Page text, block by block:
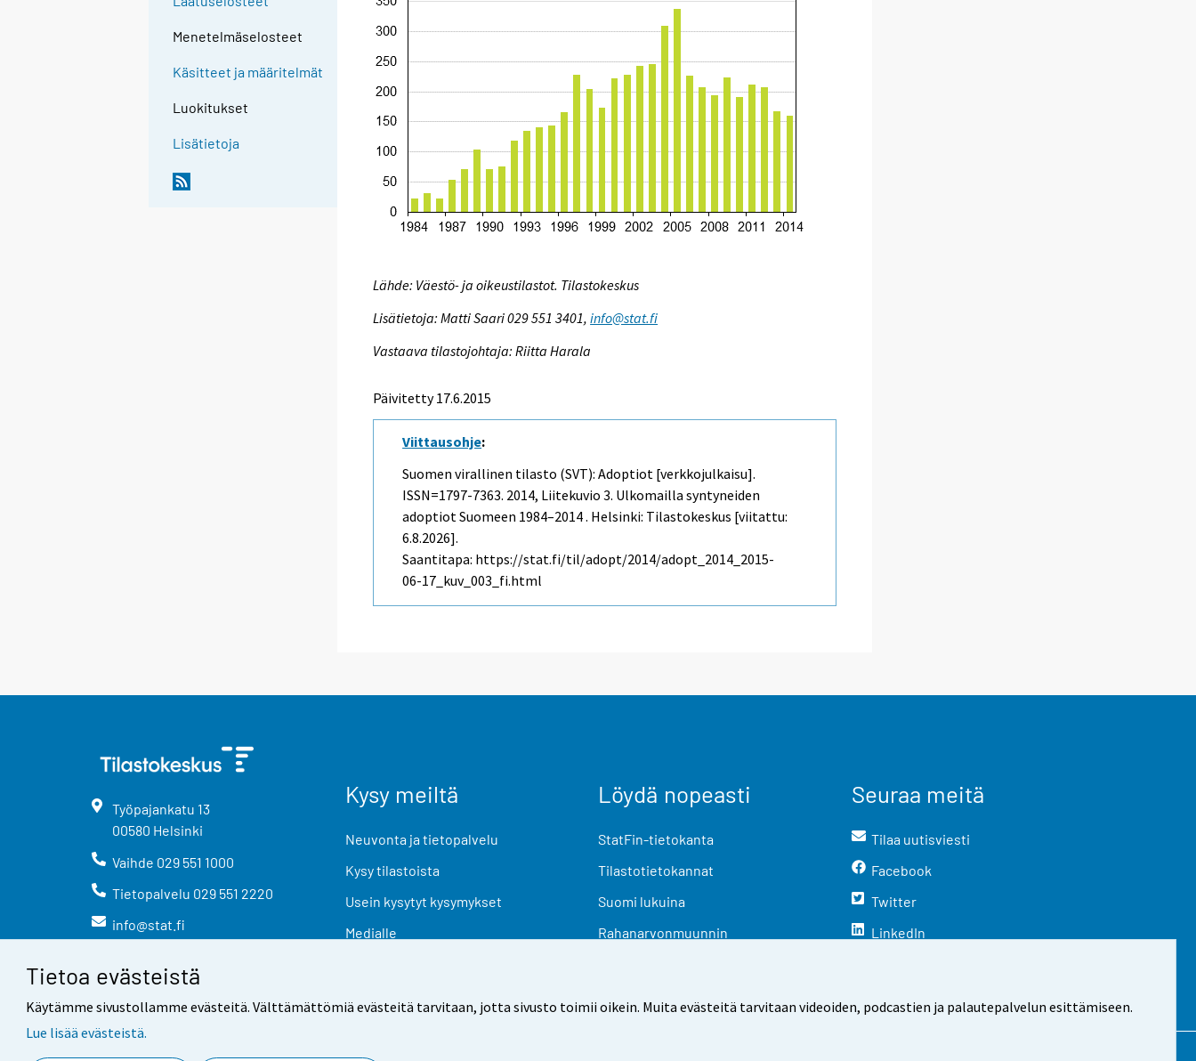
Tietoa evästeistä
Käytämme sivustollamme evästeitä. Välttämättömiä evästeitä tarvitaan, jotta sivusto toimii oikein. Muita evästeitä tarvitaan videoiden, podcastien ja palautepalvelun esittämiseen.
Lue lisää evästeistä.
Menetelmäselosteet
Käsitteet ja määritelmät
Luokitukset
Lisätietoja
Lähde: Väestö- ja oikeustilastot. Tilastokeskus
Lisätietoja: Matti Saari 029 551 3401,info@stat.fi
Vastaava tilastojohtaja: Riitta Harala
Päivitetty 17.6.2015
Viittausohje:
Suomen virallinen tilasto (SVT): Adoptiot [verkkojulkaisu].
ISSN=1797-7363. 2014, Liitekuvio 3. Ulkomailla syntyneiden
adoptiot Suomeen 1984–2014 . Helsinki: Tilastokeskus [viitattu:
6.8.2026].
Saantitapa: https://stat.fi/til/adopt/2014/adopt_2014_2015-
06-17_kuv_003_fi.html
Työpajankatu 13
00580 Helsinki
Vaihde 029 551 1000
Tietopalvelu 029 551 2220
info@stat.fi
Kysy meiltä
Neuvonta ja tietopalvelu
Kysy tilastoista
Usein kysytyt kysymykset
Medialle
Löydä nopeasti
StatFin-tietokanta
Tilastotietokannat
Suomi lukuina
Rahanarvonmuunnin
Seuraa meitä
Tilaa uutisviesti
Facebook
Twitter
LinkedIn